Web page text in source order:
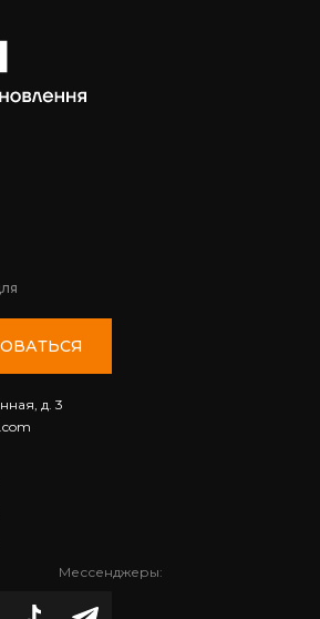
д. 3
Мессенджеры: